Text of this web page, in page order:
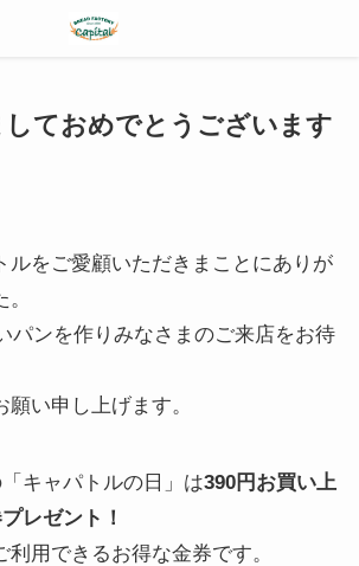
ておめでとうございます
ルをご愛顧いただきまことにありが
パンを作りみなさまのご来店をお待
い申し上げます。
キャパトルの日」は390円お買い上
レゼント！
用できるお得な金券です。